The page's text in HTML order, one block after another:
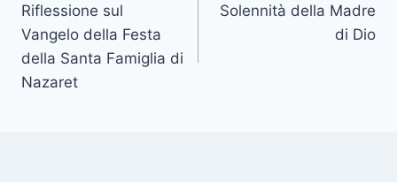
Riflessione sul
Vangelo della Festa
della Santa Famiglia di
Nazaret
Solennità della Madre
di Dio